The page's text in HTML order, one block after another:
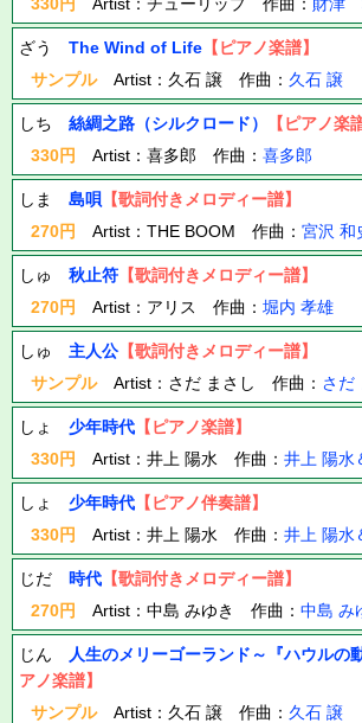
ざう The Wind of Life 【ピアノ楽譜】
サンプルArtist：久石 譲 作曲： 久石 譲
しち 絲綢之路（シルクロード）
【ピアノ楽
330円
Artist：喜多郎 作曲： 喜多郎
しま 島唄
【歌詞付きメロディー譜】
270円
Artist：THE BOOM 作曲： 宮沢 和
しゅ 秋止符 【歌詞付きメロディー譜】
270円
Artist：アリス 作曲： 堀内 孝雄
しゅ 主人公 【歌詞付きメロディー譜】
サンプルArtist：さだ まさし 作曲： さだ
しょ 少年時代 【ピアノ楽譜】
330円
Artist：井上 陽水 作曲： 井上 陽水
しょ 少年時代 【ピアノ伴奏譜】
330円
Artist：井上 陽水 作曲： 井上 陽水
じだ 時代 【歌詞付きメロディー譜】
270円
Artist：中島 みゆき 作曲： 中島 み
じん 人生のメリーゴーランド～『ハウルの
アノ楽譜】
サンプルArtist：久石 譲 作曲： 久石 譲